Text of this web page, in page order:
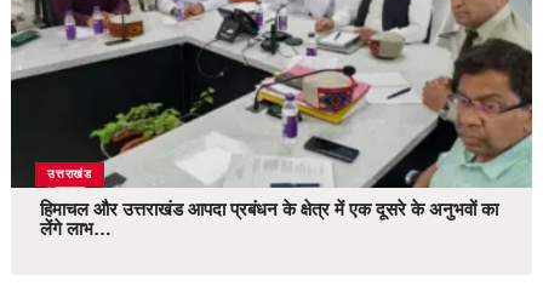
उत्तराखंड
हिमाचल और उत्तराखंड आपदा प्रबंधन के क्षेत्र में एक दूसरे के अनुभवों का
लेंगे लाभ…